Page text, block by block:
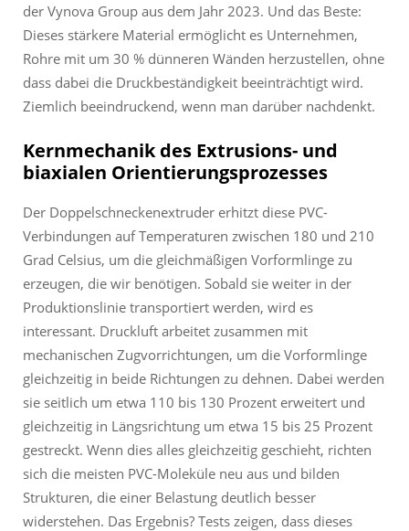
der Vynova Group aus dem Jahr 2023. Und das Beste:
Dieses stärkere Material ermöglicht es Unternehmen,
Rohre mit um 30 % dünneren Wänden herzustellen, ohne
dass dabei die Druckbeständigkeit beeinträchtigt wird.
Ziemlich beeindruckend, wenn man darüber nachdenkt.
Kernmechanik des Extrusions- und
biaxialen Orientierungsprozesses
Der Doppelschneckenextruder erhitzt diese PVC-
Verbindungen auf Temperaturen zwischen 180 und 210
Grad Celsius, um die gleichmäßigen Vorformlinge zu
erzeugen, die wir benötigen. Sobald sie weiter in der
Produktionslinie transportiert werden, wird es
interessant. Druckluft arbeitet zusammen mit
mechanischen Zugvorrichtungen, um die Vorformlinge
gleichzeitig in beide Richtungen zu dehnen. Dabei werden
sie seitlich um etwa 110 bis 130 Prozent erweitert und
gleichzeitig in Längsrichtung um etwa 15 bis 25 Prozent
gestreckt. Wenn dies alles gleichzeitig geschieht, richten
sich die meisten PVC-Moleküle neu aus und bilden
Strukturen, die einer Belastung deutlich besser
widerstehen. Das Ergebnis? Tests zeigen, dass dieses